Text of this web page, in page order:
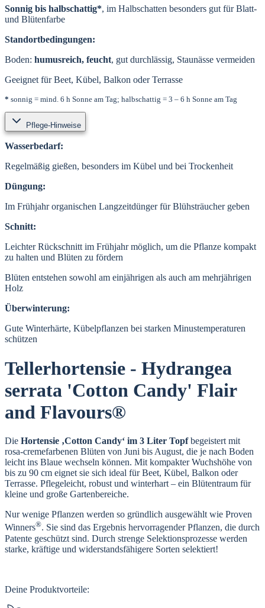
Sonnig bis halbschattig*, im Halbschatten besonders gut für Blatt-
und Blütenfarbe
Standortbedingungen:
Boden: humusreich, feucht, gut durchlässig, Staunässe vermeiden
Geeignet für Beet, Kübel, Balkon oder Terrasse
* sonnig = mind. 6 h Sonne am Tag; halbschattig = 3 – 6 h Sonne am Tag
Pflege-Hinweise
Wasserbedarf:
Regelmäßig gießen, besonders im Kübel und bei Trockenheit
Düngung:
Im Frühjahr organischen Langzeitdünger für Blühsträucher geben
Schnitt:
Leichter Rückschnitt im Frühjahr möglich, um die Pflanze kompakt
zu halten und Blüten zu fördern
Blüten entstehen sowohl am einjährigen als auch am mehrjährigen
Holz
Überwinterung:
Gute Winterhärte, Kübelpflanzen bei starken Minustemperaturen
schützen
Tellerhortensie - Hydrangea
serrata 'Cotton Candy' Flair
and Flavours®
Die Hortensie ‚Cotton Candy‘ im 3 Liter Topfbegeistert mit
rosa-cremefarbenen Blüten von Juni bis August, die je nach Boden
leicht ins Blaue wechseln können. Mit kompakter Wuchshöhe von
bis zu 90 cm eignet sie sich ideal für Beet, Kübel, Balkon oder
Terrasse. Pflegeleicht, robust und winterhart – ein Blütentraum für
kleine und große Gartenbereiche.
Nur wenige Pflanzen werden so gründlich ausgewählt wie Proven
Winners®. Sie sind das Ergebnis hervorragender Pflanzen, die durch
Patente geschützt sind. Durch strenge Selektionsprozesse werden
starke, kräftige und widerstandsfähigere Sorten selektiert!
Deine Produktvorteile: